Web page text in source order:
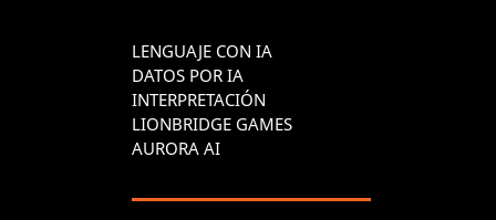
LENGUAJE CON IA
DATOS POR IA
INTERPRETACIÓN
LIONBRIDGE GAMES
AURORA AI